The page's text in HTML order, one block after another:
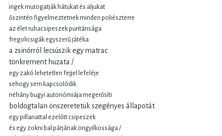
ingek mutogatják hátukat és aljukat
őszintén figyelmeztetnek minden poliészterre
az élet ruhacsipeszek puritánsága
fregolicsigák egyszerű játéka
a zsinórról lecsúszik egy matrac
tönkrement huzata /
egy zakó lehetetlen fejjel lefeléje
sehogy sem kapcsolódik
néhány bugyi autonómiája megerősíti
boldogtalan önszeretetük szegényes állapotát
egy pillanattal ezelőtt csipeszek
és egy zokni bal párjának öngyilkossága /